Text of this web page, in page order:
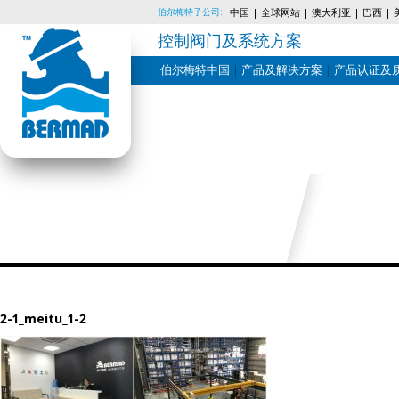
Skip
content
伯尔梅特子公司: 中国 全球网站 澳大利亚 巴西
控制阀门及系统方案
伯尔梅特中国 产品及解决方案 产品认证及
2-1_meitu_1-2